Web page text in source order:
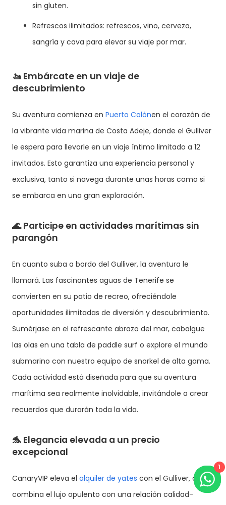
sin gluten.
Refrescos ilimitados: refrescos, vino, cerveza,
sangría y cava para elevar su viaje por mar.
🚤 Embárcate en un viaje de
descubrimiento
Su aventura comienza en Puerto Colónen el corazón de
la vibrante vida marina de Costa Adeje, donde el Gulliver
le espera para llevarle en un viaje íntimo limitado a 12
invitados. Esto garantiza una experiencia personal y
exclusiva, tanto si navega durante unas horas como si
se embarca en una gran exploración.
🌊Participe en actividades marítimas sin
parangón
En cuanto suba a bordo del Gulliver, la aventura le
llamará. Las fascinantes aguas de Tenerife se
convierten en su patio de recreo, ofreciéndole
oportunidades ilimitadas de diversión y descubrimiento.
Sumérjase en el refrescante abrazo del mar, cabalgue
las olas en una tabla de paddle surf o explore el mundo
submarino con nuestro equipo de snorkel de alta gama.
Cada actividad está diseñada para que su aventura
marítima sea realmente inolvidable, invitándole a crear
recuerdos que durarán toda la vida.
🐬 Elegancia elevada a un precio
excepcional
CanaryVIP eleva el alquiler de yates con el Gulliver, que
combina el lujo opulento con una relación calidad-
1